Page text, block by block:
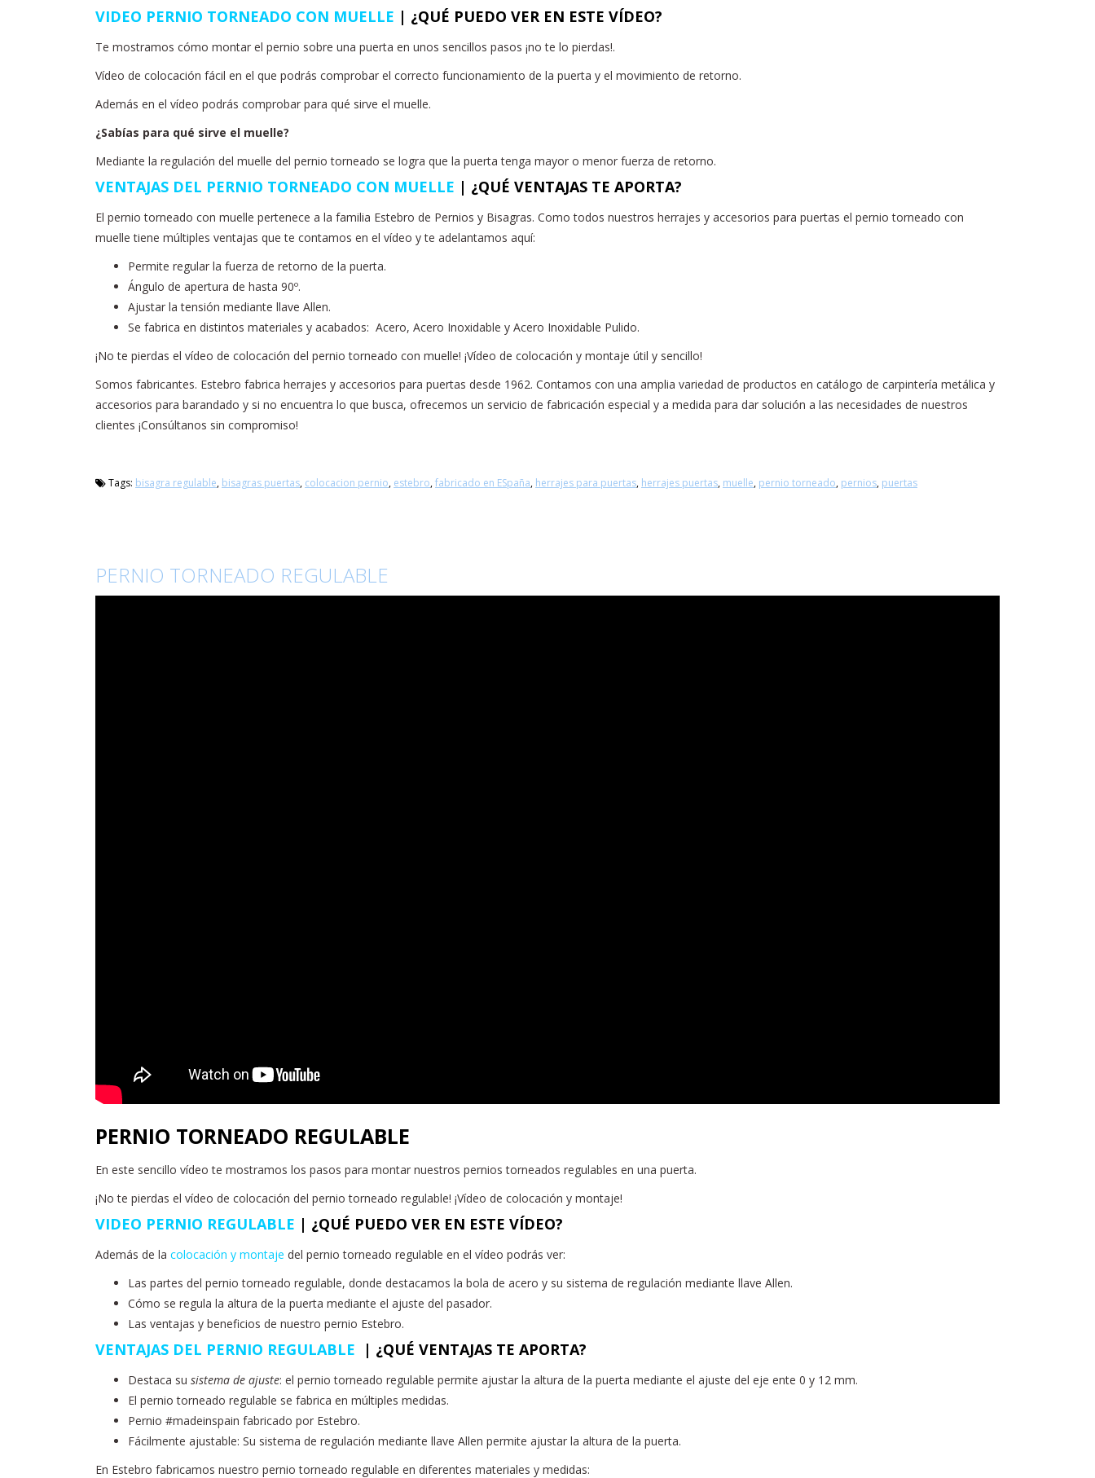
VIDEO PERNIO TORNEADO CON MUELLE | ¿QUÉ PUEDO VER EN ESTE VÍDEO?
Te mostramos cómo montar el pernio sobre una puerta en unos sencillos pasos ¡no te lo pierdas!.
Vídeo de colocación fácil en el que podrás comprobar el correcto funcionamiento de la puerta y el movimiento de retorno.
Además en el vídeo podrás comprobar para qué sirve el muelle.
¿Sabías para qué sirve el muelle?
Mediante la regulación del muelle del pernio torneado se logra que la puerta tenga mayor o menor fuerza de retorno.
VENTAJAS DEL PERNIO TORNEADO CON MUELLE | ¿QUÉ VENTAJAS TE APORTA?
El pernio torneado con muelle pertenece a la familia Estebro de Pernios y Bisagras. Como todos nuestros herrajes y accesorios para puertas el pernio torneado con
muelle tiene múltiples ventajas que te contamos en el vídeo y te adelantamos aquí:
Permite regular la fuerza de retorno de la puerta.
Ángulo de apertura de hasta 90º.
Ajustar la tensión mediante llave Allen.
Se fabrica en distintos materiales y acabados: Acero, Acero Inoxidable y Acero Inoxidable Pulido.
¡No te pierdas el vídeo de colocación del pernio torneado con muelle! ¡Vídeo de colocación y montaje útil y sencillo!
Somos fabricantes. Estebro fabrica herrajes y accesorios para puertas desde 1962. Contamos con una amplia variedad de productos en catálogo de carpintería metálica y
accesorios para barandado y si no encuentra lo que busca, ofrecemos un servicio de fabricación especial y a medida para dar solución a las necesidades de nuestros
clientes ¡Consúltanos sin compromiso!
Tags: bisagra regulable, bisagras puertas, colocacion pernio, estebro,fabricado en ESpaña, herrajes para puertas, herrajes puertas, muelle, pernio torneado, pernios, puertas
PERNIO TORNEADO REGULABLE
PERNIO TORNEADO REGULABLE
En este sencillo vídeo te mostramos los pasos para montar nuestros pernios torneados regulables en una puerta.
¡No te pierdas el vídeo de colocación del pernio torneado regulable! ¡Vídeo de colocación y montaje!
VIDEO PERNIO REGULABLE | ¿QUÉ PUEDO VER EN ESTE VÍDEO?
Además de la colocación y montaje del pernio torneado regulable en el vídeo podrás ver:
Las partes del pernio torneado regulable, donde destacamos la bola de acero y su sistema de regulación mediante llave Allen.
Cómo se regula la altura de la puerta mediante el ajuste del pasador.
Las ventajas y beneficios de nuestro pernio Estebro.
VENTAJAS DEL PERNIO REGULABLE | ¿QUÉ VENTAJAS TE APORTA?
Destaca su sistema de ajuste: el pernio torneado regulable permite ajustar la altura de la puerta mediante el ajuste del eje ente 0 y 12 mm.
El pernio torneado regulable se fabrica en múltiples medidas.
Pernio #madeinspain fabricado por Estebro.
Fácilmente ajustable: Su sistema de regulación mediante llave Allen permite ajustar la altura de la puerta.
En Estebro fabricamos nuestro pernio torneado regulable en diferentes materiales y medidas: